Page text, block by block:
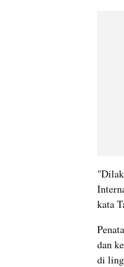
kata
dan
di